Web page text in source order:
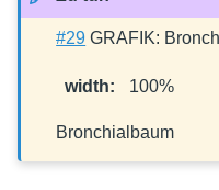
#29 GRAFIK:
width: 100%
Bronchialbaum